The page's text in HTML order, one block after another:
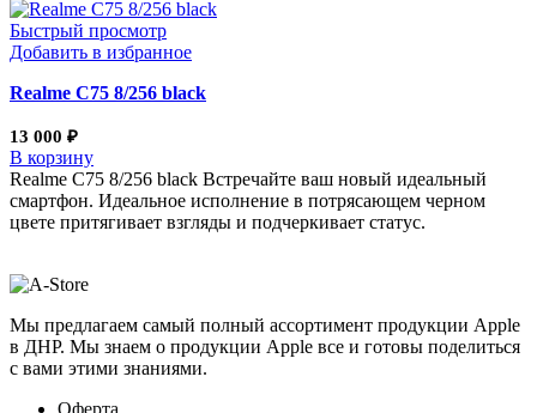
Быстрый просмотр
Добавить в избранное
Realme С75 8/256 black
13 000 ₽
В корзину
Realme С75 8/256 black Встречайте ваш новый идеальный
смартфон. Идеальное исполнение в потрясающем черном
цвете притягивает взгляды и подчеркивает статус.
Мы предлагаем самый полный ассортимент продукции Apple
в ДНР. Мы знаем о продукции Apple все и готовы поделиться
с вами этими знаниями.